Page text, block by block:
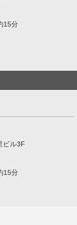
15分
ビル3F
15分